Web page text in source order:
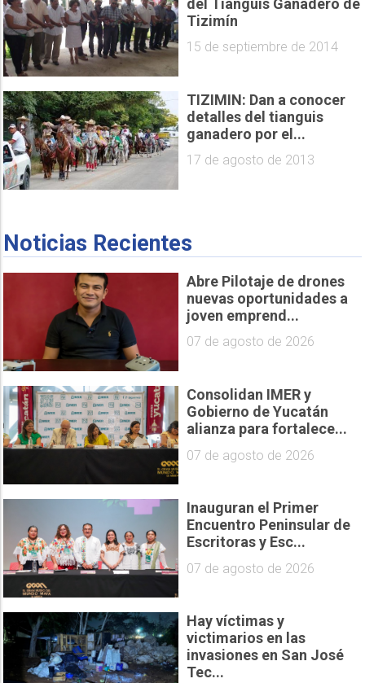
Tizimín
15 de septiembre de 2014
TIZIMIN: Dan a conocer
detalles del tianguis
ganadero por el...
17 de agosto de 2013
Noticias Recientes
Abre Pilotaje de drones
nuevas oportunidades a
joven emprend...
07 de agosto de 2026
Consolidan IMER y
Gobierno de Yucatán
alianza para fortalece...
07 de agosto de 2026
Inauguran el Primer
Encuentro Peninsular de
Escritoras y Esc...
07 de agosto de 2026
Hay víctimas y
victimarios en las
invasiones en San José
Tec...